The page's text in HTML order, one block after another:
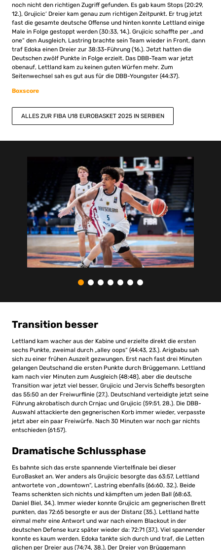
noch nicht den richtigen Zugriff gefunden. Es gab kaum Stops (20:29,
12.), Grujicic‘ Dreier kam genau zum richtigen Zeitpunkt. Er trug jetzt
fast die gesamte deutsche Offense und hinten konnte Lettland einige
Male in Folge gestoppt werden (30:33, 14.). Grujicic schaffte per „and
one“ den Ausgleich, Lastring brachte sein Team wieder in Front, dann
traf Edoka einen Dreier zur 38:33-Führung (16.). Jetzt hatten die
Deutschen zwölf Punkte in Folge erzielt. Das DBB-Team war jetzt
obenauf, Lettland kam zu keinen guten Würfen mehr. Zum
Seitenwechsel sah es gut aus für die DBB-Youngster (44:37).
Boxscore
ALLES ZUR FIBA U18 EUROBASKET 2025 IN SERBIEN
Transition besser
Lettland kam wacher aus der Kabine und erzielte direkt die ersten
sechs Punkte, zweimal durch „alley oops“ (44:43, 23.). Arigbabu sah
sich zu einer frühen Auszeit gezwungen. Erst nach fast drei Minuten
gelangen Deutschand die ersten Punkte durch Brüggemann. Lettland
kam nach vier Minuten zum Ausgleich (48:48), aber die deutsche
Transition war jetzt viel besser, Grujicic und Jervis Scheffs besorgten
das 55:50 an der Freiwurflinie (27.). Deutschland verteidigte jetzt seine
Führung akrobatisch durch Crnjac und Grujicic (59:51, 28.). Die DBB-
Auswahl attackierte den gegnerischen Korb immer wieder, verpasste
jetzt aber ein paar Freiwürfe. Nach 30 Minuten war noch gar nichts
entschieden (61:57).
Dramatische Schlussphase
Es bahnte sich das erste spannende Viertelfinale bei dieser
EuroBasket an. Wer anders als Grujicic besorgte das 63:57, Lettland
antwortete von „downtown“, Lastring ebenfalls (66:60, 32.). Beide
Teams schenkten sich nichts und kämpften um jeden Ball (68:63,
Daniel Biel, 34.). Immer wieder konnte Grujicic am gegnerischen Brett
punkten, das 72:65 besorgte er aus der Distanz (35.). Lettland hatte
einmal mehr eine Antwort und war nach einem Blackout in der
deutschen Defense kurz später wieder da: 72:71 (37.). Viel spannender
konnte es kaum werden. Edoka tankte sich durch und traf, die Letten
glichen per Dreier aus (74:74, 38.). Der Dreier von Brüggemann